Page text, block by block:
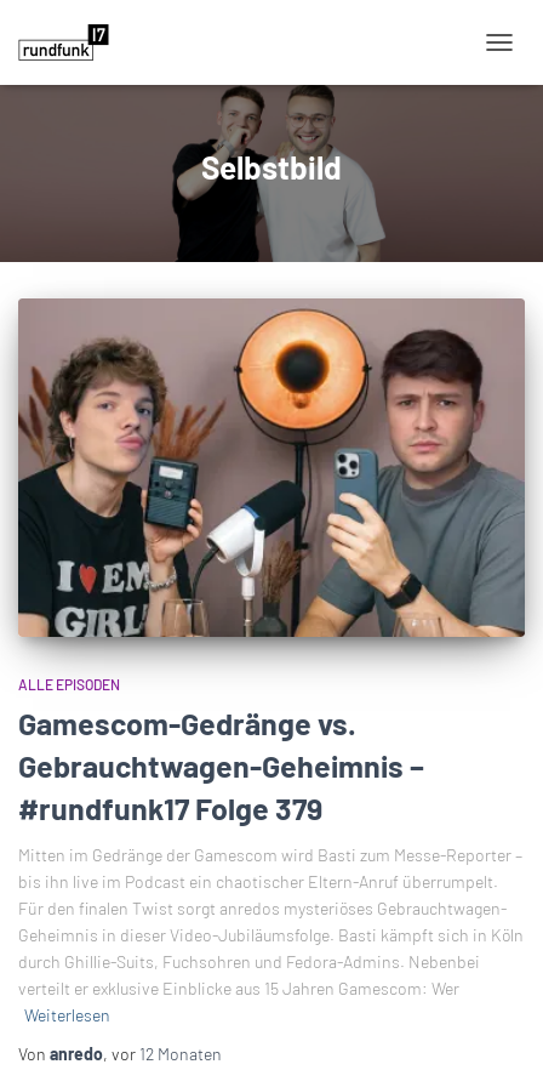
Selbstbild
ALLE EPISODEN
Gamescom-Gedränge vs.
Gebrauchtwagen-Geheimnis –
#rundfunk17 Folge 379
Mitten im Gedränge der Gamescom wird Basti zum Messe-Reporter –
bis ihn live im Podcast ein chaotischer Eltern-Anruf überrumpelt.
Für den finalen Twist sorgt anredos mysteriöses Gebrauchtwagen-
Geheimnis in dieser Video-Jubiläumsfolge. Basti kämpft sich in Köln
durch Ghillie-Suits, Fuchsohren und Fedora-Admins. Nebenbei
verteilt er exklusive Einblicke aus 15 Jahren Gamescom: Wer
Weiterlesen
Von anredo, vor 12 Monaten